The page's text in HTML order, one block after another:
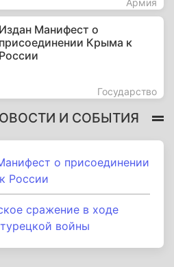
Армия
Издан Манифест о
присоединении Крыма к
России
Государство
И СОБЫТИЯ
о присоединении
России
сражение в ходе
войны